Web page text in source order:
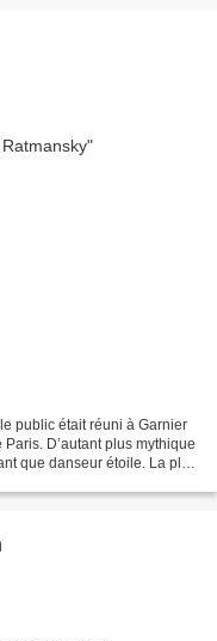
public était réuni à Garnier
D’autant plus mythique
que danseur étoile. La plus